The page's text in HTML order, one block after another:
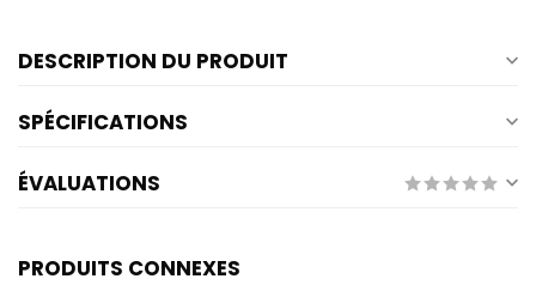
DESCRIPTION DU PRODUIT
SPÉCIFICATIONS
ÉVALUATIONS
PRODUITS CONNEXES